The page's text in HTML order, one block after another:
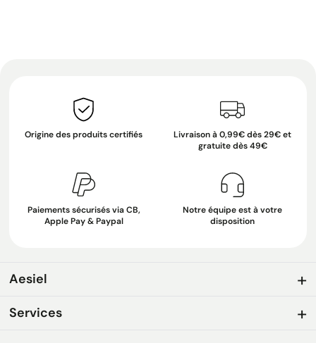
Origine des produits certifiés
Livraison à 0,99€ dès 29€ et
gratuite dès 49€
Paiements sécurisés via CB,
Apple Pay & Paypal
Notre équipe est à votre
disposition
Aesiel
Services